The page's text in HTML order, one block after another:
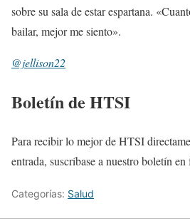
sobre su sala de estar espartana.
bailar, mejor me siento».
@jellison22
Boletín de HTSI
Para recibir lo mejor de HTSI
entrada, suscríbase a nuestro boletín
Categorías: Salud